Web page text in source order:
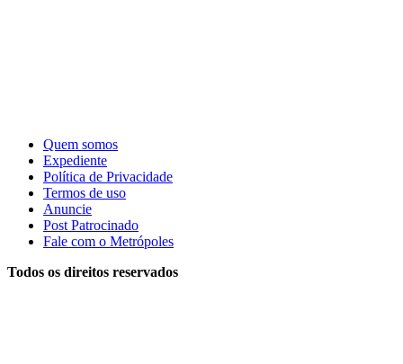
Quem somos
Expediente
Política de Privacidade
Termos de uso
Anuncie
Post Patrocinado
Fale com o Metrópoles
Todos os direitos reservados